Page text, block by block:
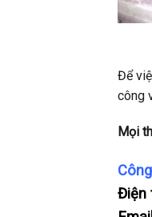
Để
công
Mọi
Điện